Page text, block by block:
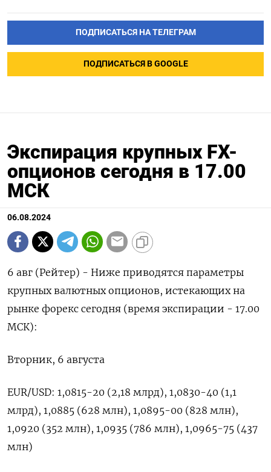
ПОДПИСАТЬСЯ НА ТЕЛЕГРАМ
ПОДПИСАТЬСЯ В GOOGLE
Экспирация крупных FX-
опционов сегодня в 17.00
МСК
06.08.2024
6 авг (Рейтер) - Ниже приводятся параметры
крупных валютных опционов, истекающих на
рынке форекс сегодня (время экспирации - 17.00
МСК):
Вторник, 6 августа
EUR/USD: 1,0815-20 (2,18 млрд), 1,0830-40 (1,1
млрд), 1,0885 (628 млн), 1,0895-00 (828 млн),
1,0920 (352 млн), 1,0935 (786 млн), 1,0965-75 (437
млн)